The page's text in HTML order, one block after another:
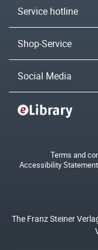
Service hotline
Shop-Service
Social Media
Terms and
Accessibility Statement
The Franz Steiner